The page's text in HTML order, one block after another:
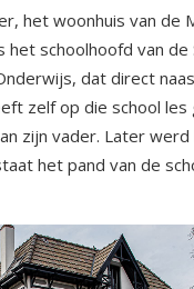
het woonhuis van de
het schoolhoofd van de
dat direct
zelf op die school les
zijn vader. Later
het pand van de